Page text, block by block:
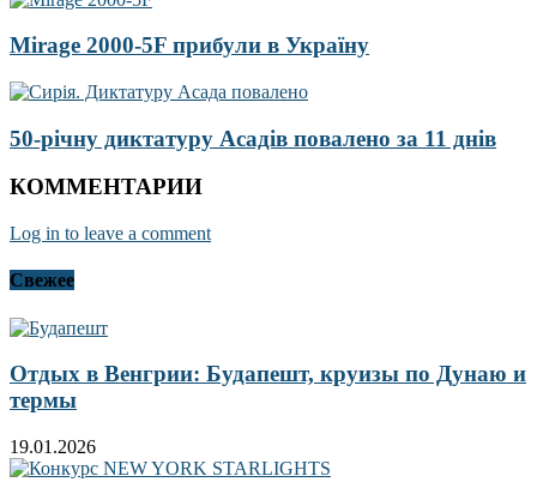
Mirage 2000-5F прибули в Україну
50-річну диктатуру Асадів повалено за 11 днів
КОММЕНТАРИИ
Log in to leave a comment
Свежее
Отдых в Венгрии: Будапешт, круизы по Дунаю и
термы
19.01.2026